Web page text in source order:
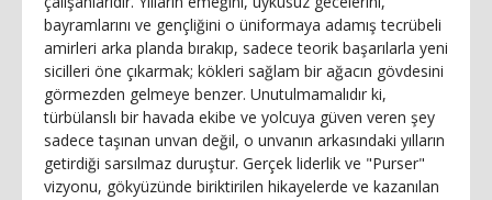
bayramlarını ve gençliğini o üniformaya adamış tecrübeli
amirleri arka planda bırakıp, sadece teorik başarılarla yeni
sicilleri öne çıkarmak; kökleri sağlam bir ağacın gövdesini
görmezden gelmeye benzer. Unutulmamalıdır ki,
türbülanslı bir havada ekibe ve yolcuya güven veren şey
sadece taşınan unvan değil, o unvanın arkasındaki yılların
getirdiği sarsılmaz duruştur. Gerçek liderlik ve "Purser"
vizyonu, gökyüzünde biriktirilen hikayelerde ve kazanılan